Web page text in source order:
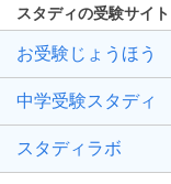
スタディの受験サイト
お受験じょうほう
中学受験スタディ
スタディラボ